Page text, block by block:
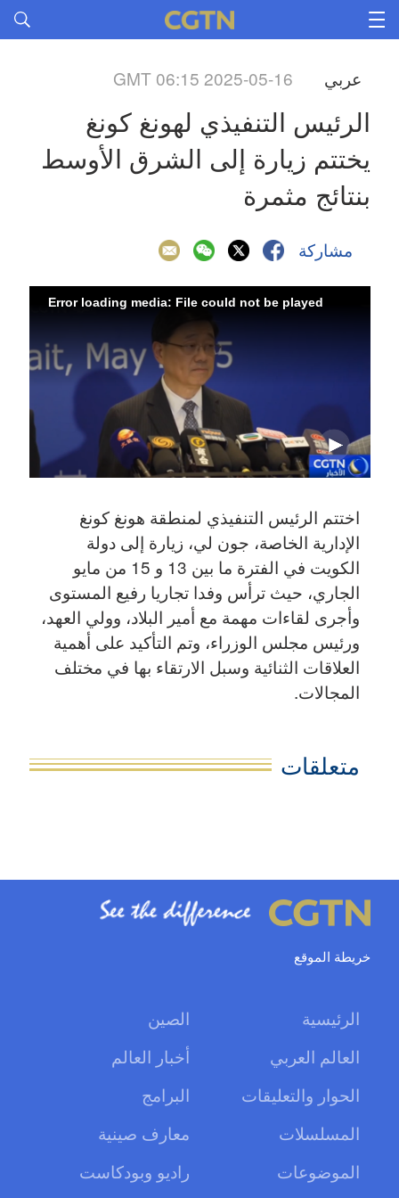
عربي GMT 06:15 2025-05-16
بنتائج مثمرة
مشاركة
Error loading media: File could not be played
اختتم الرئيس التنفيذي لمنطقة هونغ كونغ
الإدارية الخاصة، جون لي، زيارة إلى دولة
الكويت في الفترة ما بين 13 و 15 من مايو
الجاري، حيث ترأس وفدا تجاريا رفيع المستوى
وأجرى لقاءات مهمة مع أمير البلاد، وولي العهد،
ورئيس مجلس الوزراء، وتم التأكيد على أهمية
العلاقات الثنائية وسبل الارتقاء بها في مختلف
المجالات.
متعلقات
خريطة الموقع
الرئيسية
الصين
العالم العربي
أخبار العالم
الحوار والتعليقات
البرامج
المسلسلات
معارف صينية
الموضوعات
راديو وبودكاست